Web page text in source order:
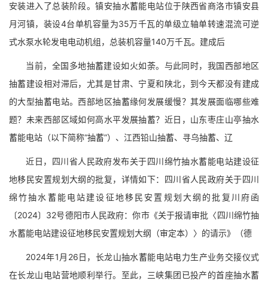
安装进入了总装阶段。镇安抽水蓄能电站位于陕西省商洛市镇安县
月河镇，装设4台单机容量为35万千瓦的单级立轴单转速混流可逆
式水泵水轮发电电动机组，总装机容量140万千瓦。建成后
当前，全国多地抽蓄建设如火如荼。与此同时，我国西部地区
抽蓄建设相对滞后，尤其是甘肃、宁夏和陕北，到今天都没有建成
的大型抽蓄电站。西部地区抽蓄缘何发展缓慢？其发展面临哪些难
题？未来西部区域如何高水平发展抽蓄？近日，山东枣庄山亭抽水
蓄能电站（以下简称“抽蓄”）、江西铅山抽蓄、寻乌抽蓄、辽
近日，四川省人民政府发布关于四川绵竹抽水蓄能电站建设征
地移民安置规划大纲的批复，详情如下：四川省人民政府关于四川
绵竹抽水蓄能电站建设征地移民安置规划大纲的批复川府函
〔2024〕32号德阳市人民政府：你市《关于报请审批〈四川绵竹抽
水蓄能电站建设征地移民安置规划大纲（审定本）〉的请示》（德
2024年1月26日，长龙山抽水蓄能电站电力生产业务交接仪式
在长龙山电站营地顺利举行。至此，三峡集团已投产的首座抽水蓄